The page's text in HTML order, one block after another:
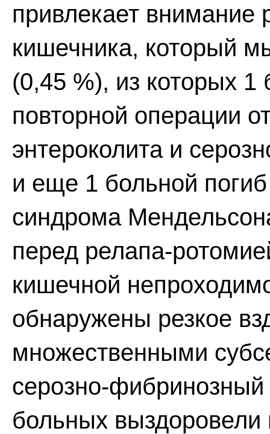
привлекает внимание
кишечника, который
(0,45 %), из которых
повторной операции
энтероколита и
и еще 1 больной погиб
синдрома
перед релапа-
кишечной
обнаружены резкое
множественными
серозно-
больных выздоровели